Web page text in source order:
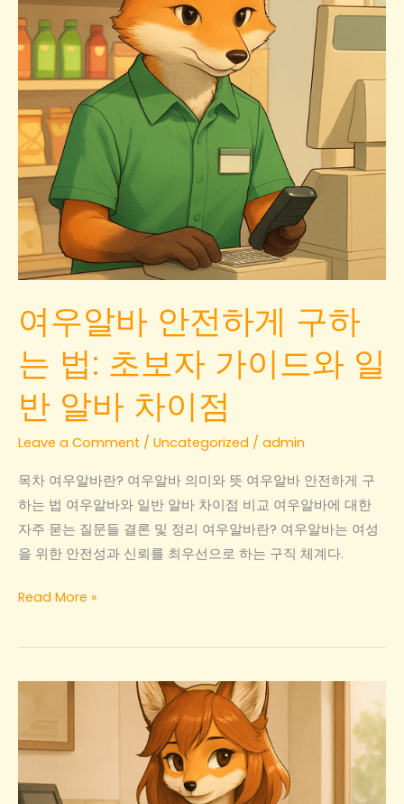
구
하
는
방
법:
초
보
용
용
과
라
알
바
보
비
교
여우알바 안전하게 구하
는 법: 초보자 가이드와 일
반 알바 차이점
Leave a Comment / Uncategorized / admin
목차 여우알바란? 여우알바 의미와 뜻 여우알바 안전하게 구
하는 법 여우알바와 일반 알바 차이점 비교 여우알바에 대한
자주 묻는 질문들 결론 및 정리 여우알바란? 여우알바는 여성
을 위한 안전성과 신뢰를 최우선으로 하는 구직 체계다.
여
알
하
구
Read More »